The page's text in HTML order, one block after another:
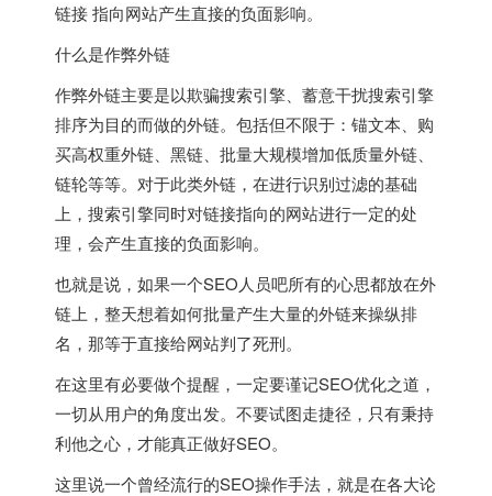
链接 指向网站产生直接的负面影响。
什么是作弊外链
作弊外链主要是以欺骗搜索引擎、蓄意干扰搜索引擎
排序为目的而做的外链。包括但不限于：锚文本、购
买高权重外链、黑链、批量大规模增加低质量外链、
链轮等等。对于此类外链，在进行识别过滤的基础
上，搜索引擎同时对链接指向的网站进行一定的处
理，会产生直接的负面影响。
也就是说，如果一个SEO人员吧所有的心思都放在外
链上，整天想着如何批量产生大量的外链来操纵排
名，那等于直接给网站判了死刑。
在这里有必要做个提醒，一定要谨记SEO优化之道，
一切从用户的角度出发。不要试图走捷径，只有秉持
利他之心，才能真正做好SEO。
这里说一个曾经流行的SEO操作手法，就是在各大论